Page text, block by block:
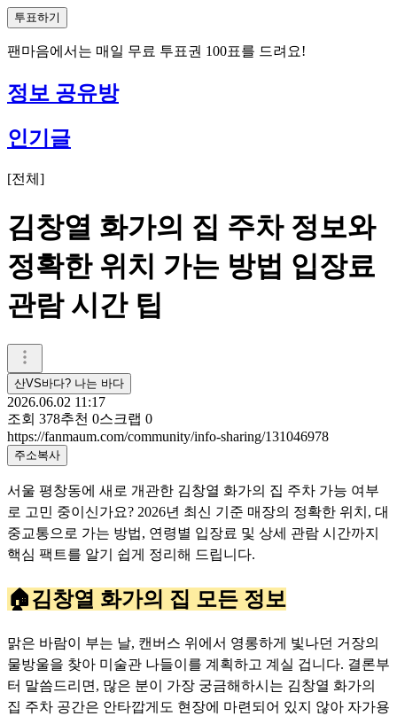
투표하기
팬마음에서는 매일 무료 투표권 100표를 드려요!
정보 공유방
인기글
[전체 ]
김창열 화가의 집 주차 정보와
정확한 위치 가는 방법 입장료
관람 시간 팁
산VS바다? 나는 바다
2026.06.02 11:17
조회 378추천 0스크랩 0
https://fanmaum.com/community/info-sharing/131046978
주소복사
서울 평창동에 새로 개관한 김창열 화가의 집 주차 가능 여부
로 고민 중이신가요? 2026년 최신 기준 매장의 정확한 위치, 대
중교통으로 가는 방법, 연령별 입장료 및 상세 관람 시간까지
핵심 팩트를 알기 쉽게 정리해 드립니다.
🏠김창열 화가의 집 모든 정보
맑은 바람이 부는 날, 캔버스 위에서 영롱하게 빛나던 거장의
물방울을 찾아 미술관 나들이를 계획하고 계실 겁니다. 결론부
터 말씀드리면, 많은 분이 가장 궁금해하시는 김창열 화가의
집 주차 공간은 안타깝게도 현장에 마련되어 있지 않아 자가용